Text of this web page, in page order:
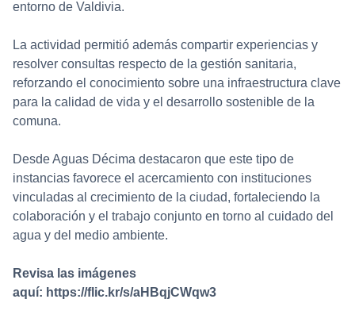
entorno de Valdivia.
La actividad permitió además compartir experiencias y
resolver consultas respecto de la gestión sanitaria,
reforzando el conocimiento sobre una infraestructura clave
para la calidad de vida y el desarrollo sostenible de la
comuna.
Desde Aguas Décima destacaron que este tipo de
instancias favorece el acercamiento con instituciones
vinculadas al crecimiento de la ciudad, fortaleciendo la
colaboración y el trabajo conjunto en torno al cuidado del
agua y del medio ambiente.
Revisa las imágenes
aquí: https://flic.kr/s/aHBqjCWqw3